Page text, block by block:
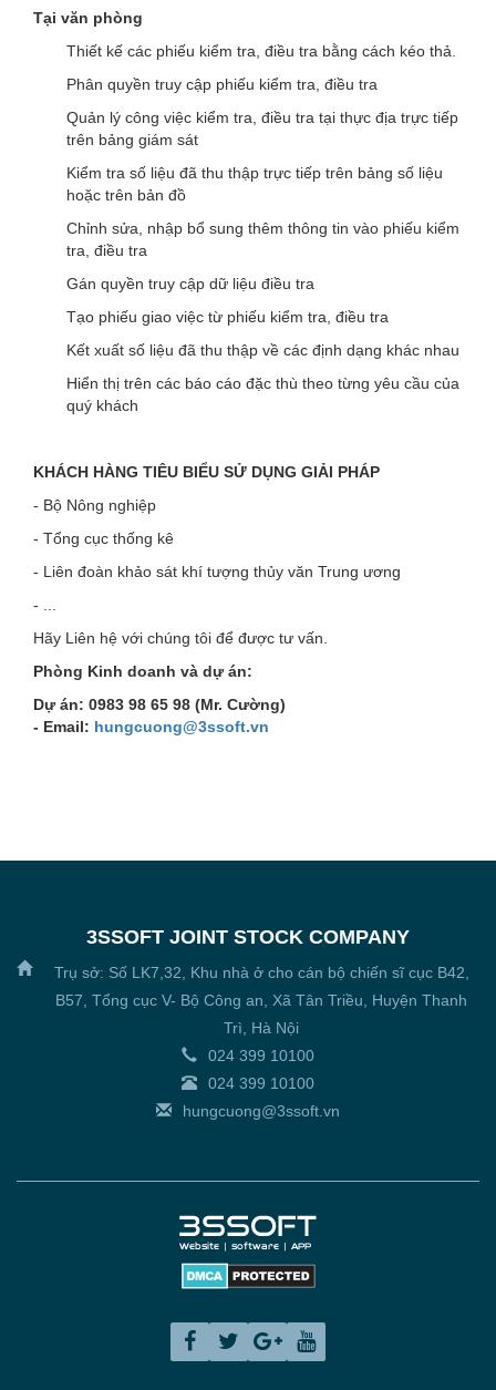
Tại văn phòng
Thiết kế các phiếu kiểm tra, điều tra bằng cách kéo thả.
Phân quyền truy cập phiếu kiểm tra, điều tra
Quản lý công việc kiểm tra, điều tra tại thực địa trực tiếp
trên bảng giám sát
Kiểm tra số liệu đã thu thập trực tiếp trên bảng số liệu
hoặc trên bản đồ
Chỉnh sửa, nhập bổ sung thêm thông tin vào phiếu kiểm
tra, điều tra
Gán quyền truy cập dữ liệu điều tra
Tạo phiếu giao việc từ phiếu kiểm tra, điều tra
Kết xuất số liệu đã thu thập về các định dạng khác nhau
Hiển thị trên các báo cáo đặc thù theo từng yêu cầu của
quý khách
KHÁCH HÀNG TIÊU BIỂU SỬ DỤNG GIẢI PHÁP
- Bộ Nông nghiệp
- Tổng cục thống kê
- Liên đoàn khảo sát khí tượng thủy văn Trung ương
- ...
Hãy Liên hệ với chúng tôi để được tư vấn.
Phòng Kinh doanh và dự án:
Dự án: 0983 98 65 98 (Mr. Cường)
- Email: hungcuong@3ssoft.vn
3SSOFT JOINT STOCK COMPANY
Trụ sở: Số LK7,32, Khu nhà ở cho cán bộ chiến sĩ cục B42,
B57, Tổng cục V- Bộ Công an, Xã Tân Triều, Huyện Thanh
Trì, Hà Nội
024 399 10100
024 399 10100
hungcuong@3ssoft.vn